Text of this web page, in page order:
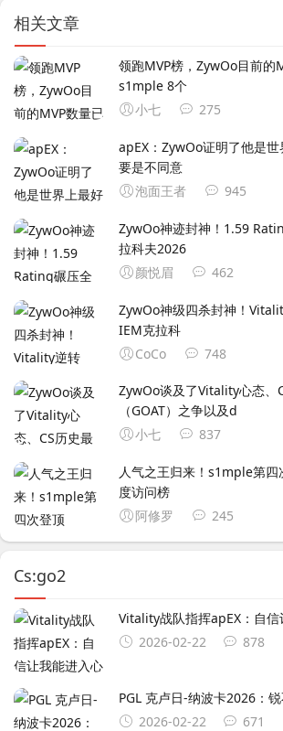
相关文章
领跑MVP榜，ZywOo目前的
s1mple 8个
小七
275
apEX：ZywOo证明了他是
要是不同意
泡面王者
945
ZywOo神迹封神！1.59
拉科夫2026
颜悦眉
462
ZywOo神级四杀封神！
IEM克拉科
CoCo
748
ZywOo谈及了Vitality心态、
（GOAT）之争以及d
小七
837
人气之王归来！s1mple第
度访问榜
阿修罗
245
Cs:go2
Vitality战队指挥apEX：自
2026-02-22
878
PGL 克卢日-纳波卡2026：
2026-02-22
671